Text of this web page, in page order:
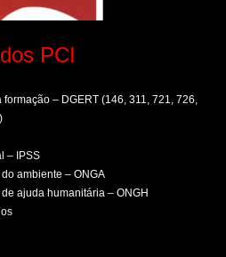
PCI
– DGERT (146, 311, 721, 726,
– IPSS
ambiente – ONGA
ajuda humanitária – ONGH